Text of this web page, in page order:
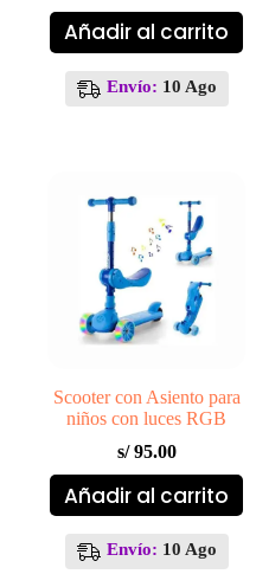
Añadir al carrito
Envío: 10 Ago
Scooter con Asiento para
niños con luces RGB
s/95.00
Añadir al carrito
Envío: 10 Ago